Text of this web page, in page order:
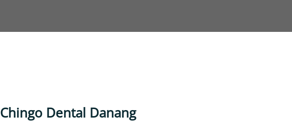
Chingo Dental Danang